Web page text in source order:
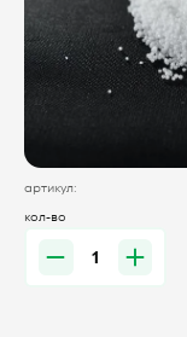
артикул:
кол-во